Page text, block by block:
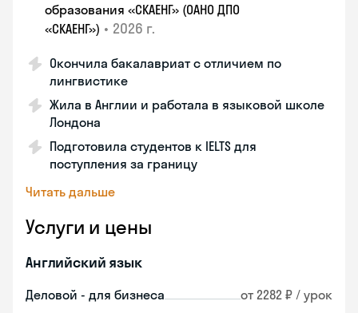
образования «СКАЕНГ» (ОАНО ДПО
«СКАЕНГ») • 2026 г.
Окончила бакалавриат с отличием по
лингвистике
Жила в Англии и работала в языковой школе
Лондона
Подготовила студентов к IELTS для
поступления за границу
Читать дальше
Услуги и цены
Английский язык
Деловой - для бизнеса от 2282 ₽ / урок